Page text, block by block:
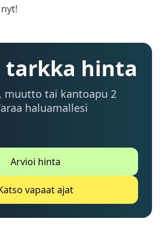
tarkka hinta
muutto tai kantoapu 2
haluamallesi
Arvioi hinta
vapaat ajat